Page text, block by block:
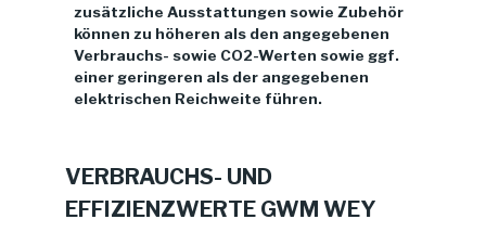
zusätzliche Ausstattungen sowie Zubehör
können zu höheren als den angegebenen
Verbrauchs- sowie CO2-Werten sowie ggf.
einer geringeren als der angegebenen
elektrischen Reichweite führen.
VERBRAUCHS- UND
EFFIZIENZWERTE GWM WEY